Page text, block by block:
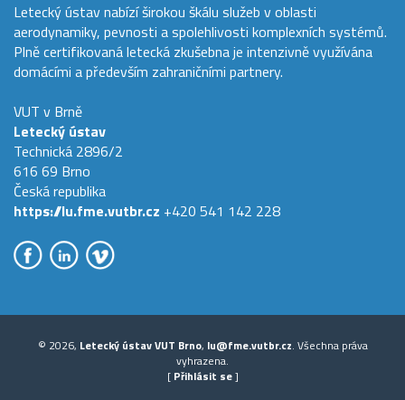
Letecký ústav nabízí širokou škálu služeb v oblasti
aerodynamiky, pevnosti a spolehlivosti komplexních systémů.
Plně certifikovaná letecká zkušebna je intenzivně využívána
domácími a především zahraničními partnery.
VUT v Brně
Letecký ústav
Technická 2896/2
616 69 Brno
Česká republika
https://lu.fme.vutbr.cz +420 541 142 228
© 2026, Letecký ústav VUT Brno, lu@fme.vutbr.cz. Všechna práva
vyhrazena.
[ Přihlásit se]